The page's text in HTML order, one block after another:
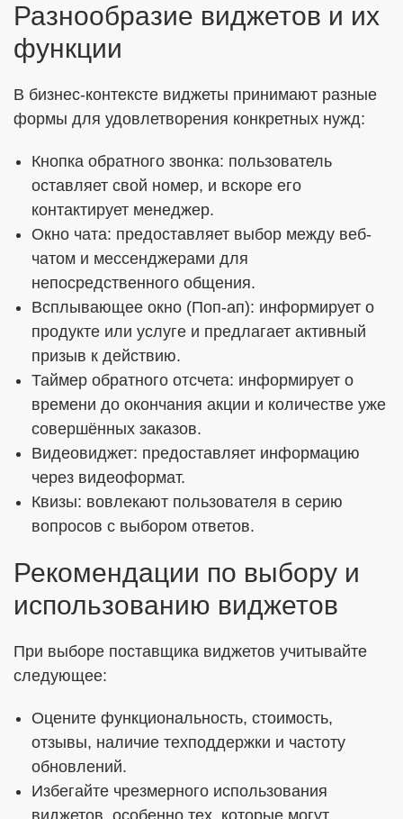
Разнообразие виджетов и их
функции
В бизнес-контексте виджеты принимают разные
формы для удовлетворения конкретных нужд:
Кнопка обратного звонка: пользователь
оставляет свой номер, и вскоре его
контактирует менеджер.
Окно чата: предоставляет выбор между веб-
чатом и мессенджерами для
непосредственного общения.
Всплывающее окно (Поп-ап): информирует о
продукте или услуге и предлагает активный
призыв к действию.
Таймер обратного отсчета: информирует о
времени до окончания акции и количестве уже
совершённых заказов.
Видеовиджет: предоставляет информацию
через видеоформат.
Квизы: вовлекают пользователя в серию
вопросов с выбором ответов.
Рекомендации по выбору и
использованию виджетов
При выборе поставщика виджетов учитывайте
следующее:
Оцените функциональность, стоимость,
отзывы, наличие техподдержки и частоту
обновлений.
Избегайте чрезмерного использования
виджетов, особенно тех, которые могут